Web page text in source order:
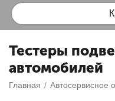
Тестеры
автомобилей
Главная / Автосервисное